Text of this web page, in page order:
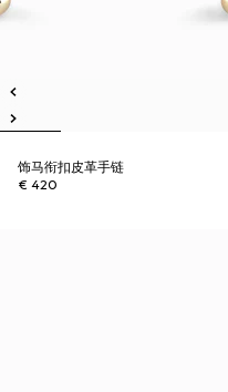
饰马衔扣皮革手链
€ 420